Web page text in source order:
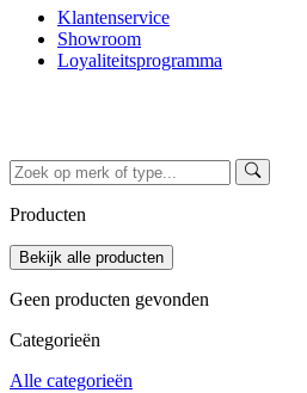
Klantenservice
Showroom
Loyaliteitsprogramma
Producten
Geen producten gevonden
Categorieën
Alle categorieën